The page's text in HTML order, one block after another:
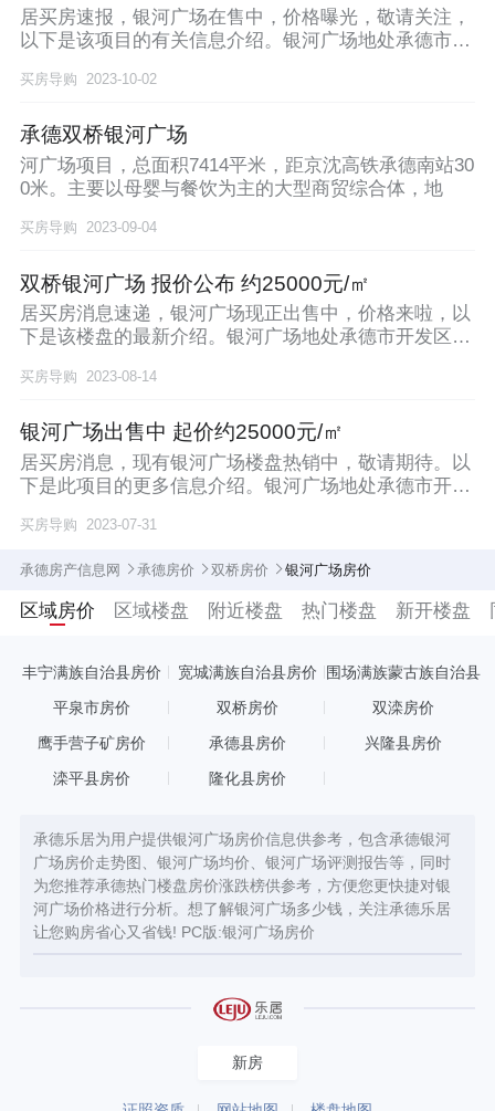
居买房速报，银河广场在售中，价格曝光，敬请关注，
以下是该项目的有关信息介绍。银河广场地处承德市开
买房导购 2023-10-02
承德双桥银河广场
河广场项目，总面积7414平米，距京沈高铁承德南站30
0米。主要以母婴与餐饮为主的大型商贸综合体，地
买房导购 2023-09-04
双桥银河广场 报价公布 约25000元/㎡
居买房消息速递，银河广场现正出售中，价格来啦，以
下是该楼盘的最新介绍。银河广场地处承德市开发区高
买房导购 2023-08-14
银河广场出售中 起价约25000元/㎡
居买房消息，现有银河广场楼盘热销中，敬请期待。以
下是此项目的更多信息介绍。银河广场地处承德市开发
买房导购 2023-07-31
承德房产信息网 承德房价 双桥房价 银河广场房价
区域房价 区域楼盘 附近楼盘 热门楼盘 新开楼盘
丰宁满族自治县房价 宽城满族自治县房价
围场满族蒙古族自治县
平泉市房价 双桥房价 双滦房价
鹰手营子矿房价 承德县房价 兴隆县房价
滦平县房价 隆化县房价
承德乐居为用户提供银河广场房价信息供参考，包含承德银河
广场房价走势图、银河广场均价、银河广场评测报告等，同时
为您推荐承德热门楼盘房价涨跌榜供参考，方便您更快捷对银
河广场价格进行分析。想了解银河广场多少钱，关注承德乐居
让您购房省心又省钱! PC版:银河广场房价
新房